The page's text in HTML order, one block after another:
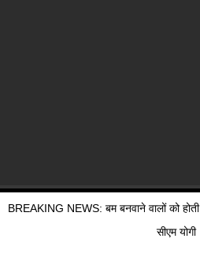
BREAKING NEWS: बम बनवाने वालों को
सीएम योगी